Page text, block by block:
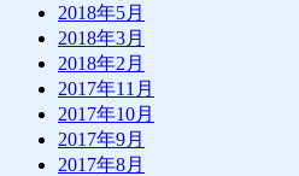
2018年5月
2018年3月
2018年2月
2017年11月
2017年10月
2017年9月
2017年8月